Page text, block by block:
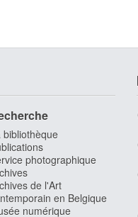
1946
Lambert
et-Moselle (France) 1600 -
bibliothèque
photographique
de l'Art
en Belgique
numérique